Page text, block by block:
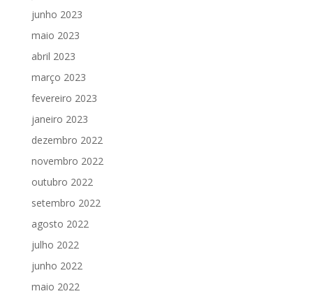
junho 2023
maio 2023
abril 2023
março 2023
fevereiro 2023
janeiro 2023
dezembro 2022
novembro 2022
outubro 2022
setembro 2022
agosto 2022
julho 2022
junho 2022
maio 2022